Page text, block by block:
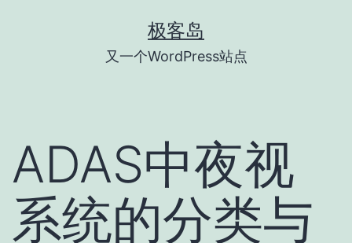
极客岛
又一个WordPress站点
ADAS中夜视
系统的分类与